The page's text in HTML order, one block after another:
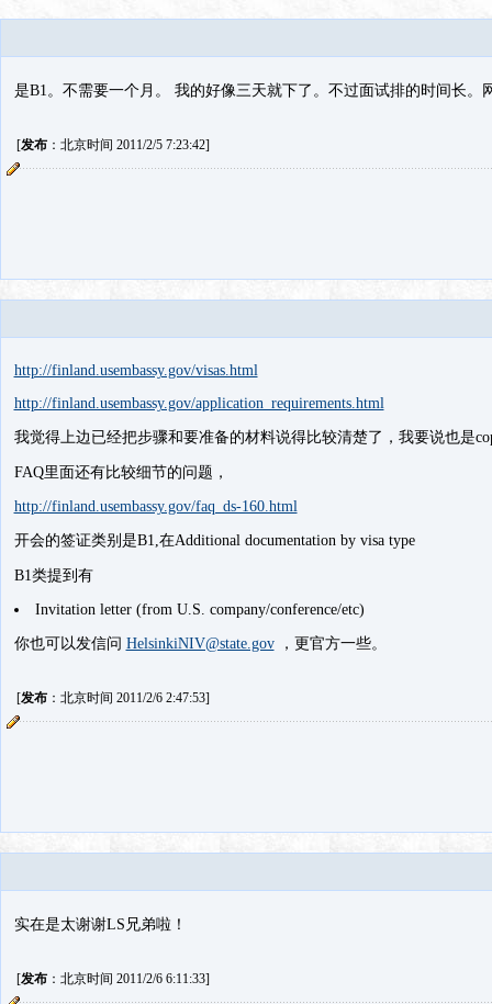
是B1。不需要一个月。 我的好像三天就下了。不过面试排的时间长。
[发布：北京时间 2011/2/5 7:23:42]
http://finland.usembassy.gov/visas.html
http://finland.usembassy.gov/application_requirements.html
我觉得上边已经把步骤和要准备的材料说得比较清楚了，我要说也是
FAQ里面还有比较细节的问题，
http://finland.usembassy.gov/faq_ds-160.html
开会的签证类别是B1,在Additional documentation by visa type
B1类提到有
Invitation letter (from U.S. company/conference/etc)
你也可以发信问 HelsinkiNIV@state.gov，更官方一些。
[发布：北京时间 2011/2/6 2:47:53]
实在是太谢谢LS兄弟啦！
[发布：北京时间 2011/2/6 6:11:33]